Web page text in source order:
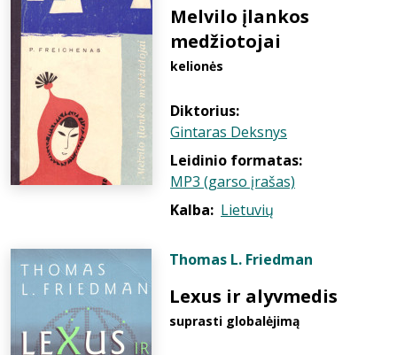
Melvilo įlankos
medžiotojai
kelionės
Diktorius:
Gintaras Deksnys
Leidinio formatas:
MP3 (garso įrašas)
Kalba: Lietuvių
Thomas L. Friedman
Lexus ir alyvmedis
suprasti globalėjimą